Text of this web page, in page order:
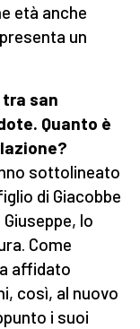
età anche
un
san
Quanto è
sottolineato
di Giacobbe
lo
Come
affidato
così, al nuovo
i suoi